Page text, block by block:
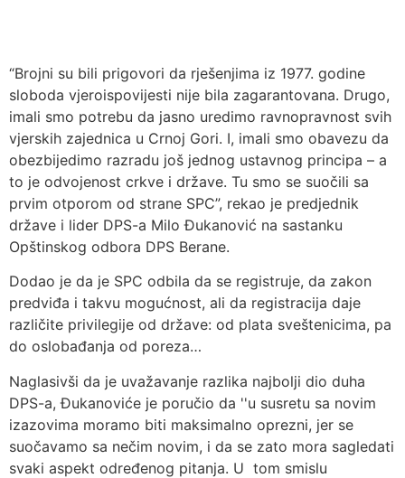
“Brojni su bili prigovori da rješenjima iz 1977. godine
sloboda vjeroispovijesti nije bila zagarantovana. Drugo,
imali smo potrebu da jasno uredimo ravnopravnost svih
vjerskih zajednica u Crnoj Gori. I, imali smo obavezu da
obezbijedimo razradu još jednog ustavnog principa – a
to je odvojenost crkve i države. Tu smo se suočili sa
prvim otporom od strane SPC”, rekao je predjednik
države i lider DPS-a Milo Đukanović na sastanku
Opštinskog odbora DPS Berane.
Dodao je da je SPC odbila da se registruje, da zakon
predviđa i takvu mogućnost, ali da registracija daje
različite privilegije od države: od plata sveštenicima, pa
do oslobađanja od poreza…
Naglasivši da je uvažavanje razlika najbolji dio duha
DPS-a, Đukanoviće je poručio da ''u susretu sa novim
izazovima moramo biti maksimalno oprezni, jer se
suočavamo sa nečim novim, i da se zato mora sagledati
svaki aspekt određenog pitanja. U tom smislu